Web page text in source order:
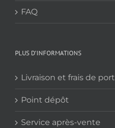
FAQ
PLUS D’INFORMATIONS
Livraison et frais de port
Point dépôt
Service après-vente